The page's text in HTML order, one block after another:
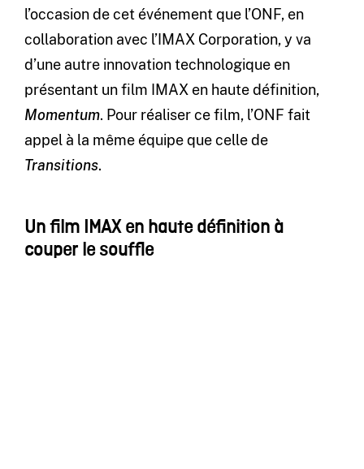
l’occasion de cet événement que l’ONF, en
collaboration avec l’IMAX Corporation, y va
d’une autre innovation technologique en
présentant un film IMAX en haute définition,
Momentum. Pour réaliser ce film, l’ONF fait
appel à la même équipe que celle de
Transitions.
Un film IMAX en haute définition à
couper le souffle